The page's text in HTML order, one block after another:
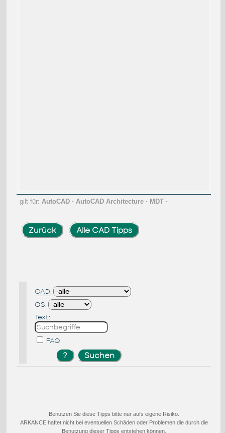
gilt für: AutoCAD· AutoCAD Architecture· MDT·
Zurück Alle CAD Tipps
CAD:
OS:
Text:
FAQ
Benutzen Sie diese Tipps bitte nur aufs eigene Risiko.
ARKANCE haftet nicht bei eventuellen Schäden oder Problemen die durch die
Benutzung dieser Tipps entstehen können.